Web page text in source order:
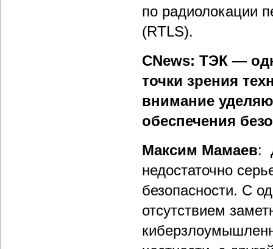
по радиолокации
(RTLS).
CNews: ТЭК —
точки зрения
внимание
обеспечения
Максим Мамаев:
недостаточно
безопасности. С
отсутствием